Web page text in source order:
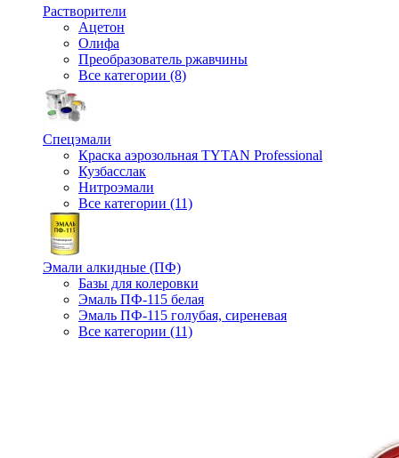
Растворители
Ацетон
Олифа
Преобразователь ржавчины
Все категории (8)
Спецэмали
Краска аэрозольная TYTAN Professional
Кузбасслак
Нитроэмали
Все категории (11)
Эмали алкидные (ПФ)
Базы для колеровки
Эмаль ПФ-115 белая
Эмаль ПФ-115 голубая, сиреневая
Все категории (11)